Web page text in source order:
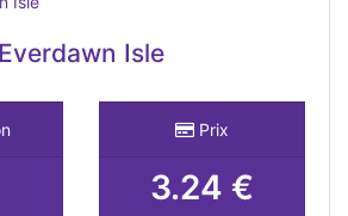
Everdawn Isle
Prix
3.24 €